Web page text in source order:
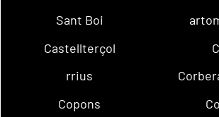
Sant Boi
Castellterçol
rrius
Copons